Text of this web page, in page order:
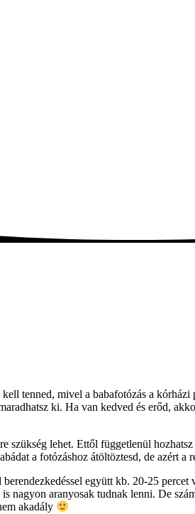
tenned, mivel a babafotózás a
ki. Ha van kedved és erőd,
lehet. Ettől függetlenül
a fotózáshoz átöltöztesd, de azért
együtt kb. 20-25
nagyon aranyosak tudnak lenni. De
akadály